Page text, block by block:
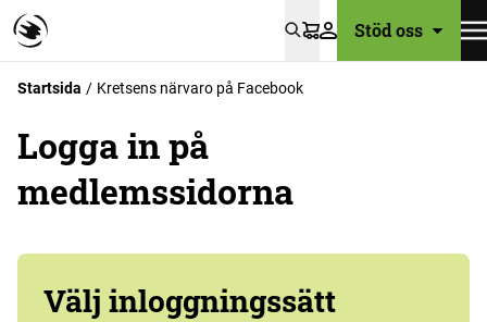
VarukorgStöd oss
Startsida Kretsens närvaro på Facebook
Logga in på
medlemssidorna
Välj inloggningssätt